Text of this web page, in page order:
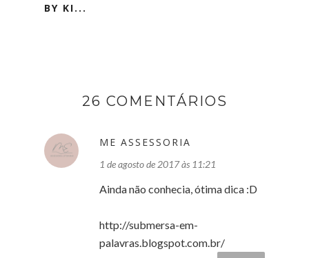
BY KI...
26 COMENTÁRIOS
ME ASSESSORIA
1 de agosto de 2017 às 11:21
Ainda não conhecia, ótima dica :D
http://submersa-em-
palavras.blogspot.com.br/